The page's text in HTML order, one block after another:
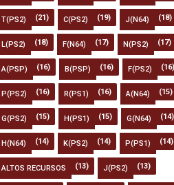
T(PS2) (21) C(PS2) (19) J(N64) (18)
L(PS2) (18) F(N64) (17) N(PS2) (17)
A(PSP) (16) B(PSP) (16) F(PS2) (16)
P(PS2) (16) R(PS1) (16) A(N64) (15)
G(PS2) (15) H(PS1) (15) G(N64) (14)
H(N64) (14) K(PS2) (14) P(PS1) (14)
ALTOS RECURSOS (13) J(PS2) (13)